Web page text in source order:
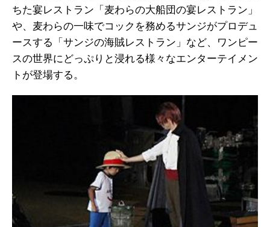
ちた宴レストラン「麦わらの大船団の宴レストラン」
や、麦わらの一味でコックを務めるサンジがプロデュ
ースする「サンジの海賊レストラン」など、ワンピー
スの世界にどっぷりと浸れる様々なエンターテイメン
トが登場する。